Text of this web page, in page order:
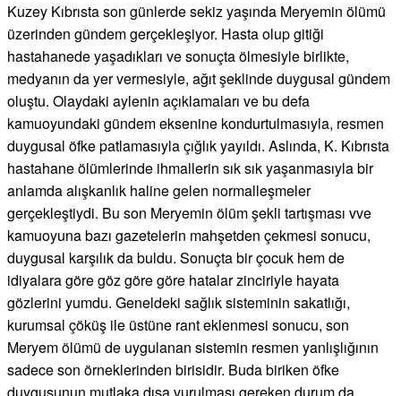
Kuzey Kıbrısta son günlerde sekiz yaşında Meryemin ölümü
üzerinden gündem gerçekleşiyor. Hasta olup gitiği
hastahanede yaşadıkları ve sonuçta ölmesiyle birlikte,
medyanın da yer vermesiyle, ağıt şeklinde duygusal gündem
oluştu. Olaydaki aylenin açıklamaları ve bu defa
kamuoyundaki gündem eksenine kondurtulmasıyla, resmen
duygusal öfke patlamasıyla çığlık yayıldı. Aslında, K. Kıbrısta
hastahane ölümlerinde ihmallerin sık sık yaşanmasıyla bir
anlamda alışkanlık haline gelen normalleşmeler
gerçekleştiydi. Bu son Meryemin ölüm şekli tartışması vve
kamuoyuna bazı gazetelerin mahşetden çekmesi sonucu,
duygusal karşılık da buldu. Sonuçta bir çocuk hem de
idiyalara göre göz göre göre hatalar zinciriyle hayata
gözlerini yumdu. Geneldeki sağlık sisteminin sakatlığı,
kurumsal çöküş ile üstüne rant eklenmesi sonucu, son
Meryem ölümü de uygulanan sistemin resmen yanlışlığının
sadece son örneklerinden birisidir. Buda biriken öfke